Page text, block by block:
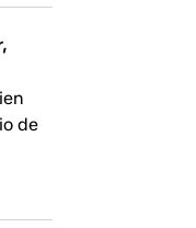
de